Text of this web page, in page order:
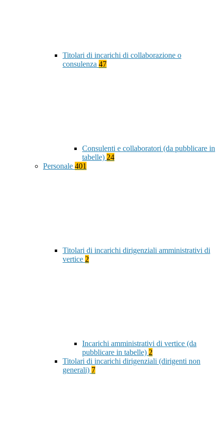
Titolari di incarichi di collaborazione o
consulenza 47
Consulenti e collaboratori (da pubblicare in
tabelle) 24
Personale 401
Titolari di incarichi dirigenziali amministrativi di
vertice 2
Incarichi amministrativi di vertice (da
pubblicare in tabelle) 2
Titolari di incarichi dirigenziali (dirigenti non
generali) 7